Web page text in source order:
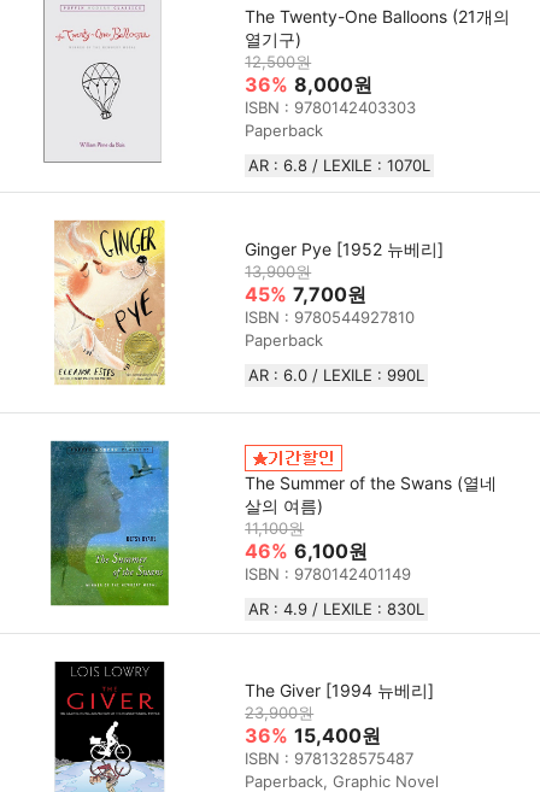
The Twenty-One Balloons (21개의
열기구)
12,500원
36% 8,000원
ISBN : 9780142403303
Paperback
AR : 6.8 / LEXILE : 1070L
Ginger Pye [1952 뉴베리]
13,900원
45% 7,700원
ISBN : 9780544927810
Paperback
AR : 6.0 / LEXILE : 990L
The Summer of the Swans (열네
살의 여름)
11,100원
46% 6,100원
ISBN : 9780142401149
AR : 4.9 / LEXILE : 830L
The Giver [1994 뉴베리]
23,900원
36% 15,400원
ISBN : 9781328575487
Paperback, Graphic Novel